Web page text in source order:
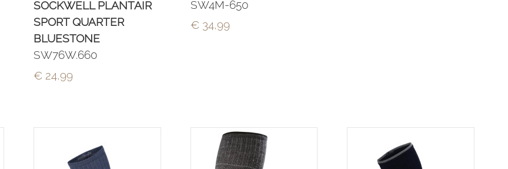
SOCKWELL PLANTAIR
SPORT QUARTER
BLUESTONE
SW76W.660
€ 24,99
SW4M-650
€ 34,99